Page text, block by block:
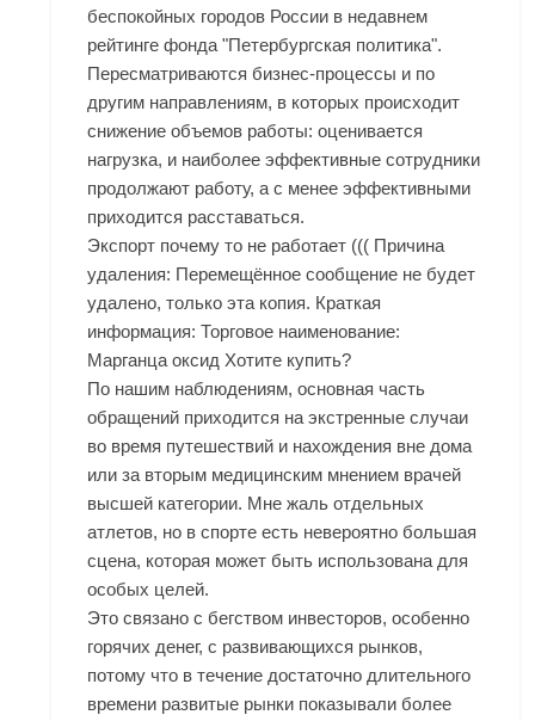
беспокойных городов России в недавнем
рейтинге фонда "Петербургская политика".
Пересматриваются бизнес-процессы и по
другим направлениям, в которых происходит
снижение объемов работы: оценивается
нагрузка, и наиболее эффективные сотрудники
продолжают работу, а с менее эффективными
приходится расставаться.
Экспорт почему то не работает ((( Причина
удаления: Перемещённое сообщение не будет
удалено, только эта копия. Краткая
информация: Торговое наименование:
Марганца оксид Хотите купить?
По нашим наблюдениям, основная часть
обращений приходится на экстренные случаи
во время путешествий и нахождения вне дома
или за вторым медицинским мнением врачей
высшей категории. Мне жаль отдельных
атлетов, но в спорте есть невероятно большая
сцена, которая может быть использована для
особых целей.
Это связано с бегством инвесторов, особенно
горячих денег, с развивающихся рынков,
потому что в течение достаточно длительного
времени развитые рынки показывали более